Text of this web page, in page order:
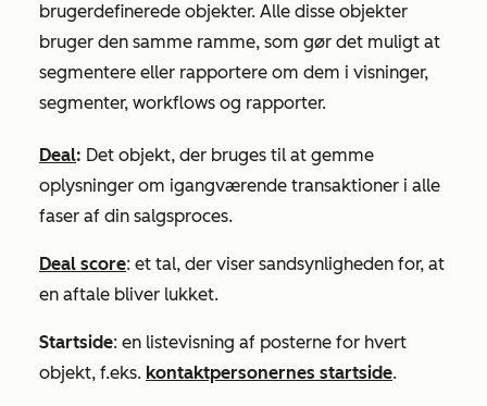
brugerdefinerede objekter. Alle disse objekter
bruger den samme ramme, som gør det muligt at
segmentere eller rapportere om dem i visninger,
segmenter, workflows og rapporter.
Deal: Det objekt, der bruges til at gemme
oplysninger om igangværende transaktioner i alle
faser af din salgsproces.
Deal score: et tal, der viser sandsynligheden for, at
en aftale bliver lukket.
Startside: en listevisning af posterne for hvert
objekt, f.eks. kontaktpersonernes startside.